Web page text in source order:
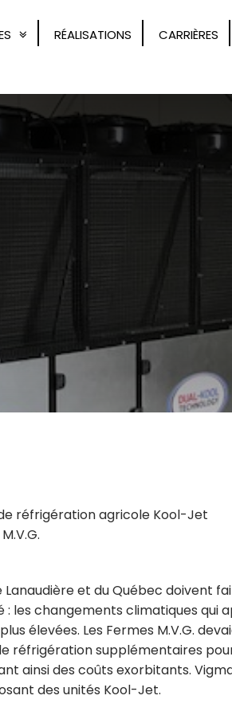
RÉALISATIONS CARRIÈRES
réfrigération agricole Kool-Jet
Lanaudière et du Québec doivent
: les changements climatiques qui
élevées. Les Fermes M.V.G.
réfrigération supplémentaires
ainsi des coûts exorbitants.
des unités Kool-Jet.